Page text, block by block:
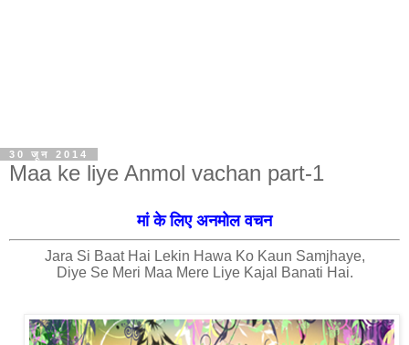
30 जून 2014
Maa ke liye Anmol vachan part-1
मां के लिए अनमोल वचन
Jara Si Baat Hai Lekin Hawa Ko Kaun Samjhaye,
Diye Se Meri Maa Mere Liye Kajal Banati Hai.